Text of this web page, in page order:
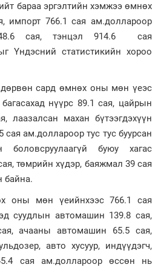
бараа эргэлтийн хэмжээ өмнөх
импорт 766.1 сая ам.доллароор
сая, тэнцэл 914.6 сая
Үндэсний статистикийн хороо
сард өмнөх оны мөн үеэс
нүүрс 89.1 сая, цайрын
лаазалсан махан бүтээгдэхүүн
ам.доллароор тус тус буурсан
буюу хагас
төмрийн хүдэр, баяжмал 39 сая
байна.
оны мөн үеийнхээс 766.1 сая
суудлын автомашин 139.8 сая,
ачааны автомашин 65.5 сая,
авто хусуур, индүүдэгч,
сая ам.доллароор өссөн нь